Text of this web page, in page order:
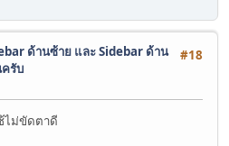
#18
ด้านซ้าย และ Sidebar ด้าน
รับ
ไม่ขัดตาดี